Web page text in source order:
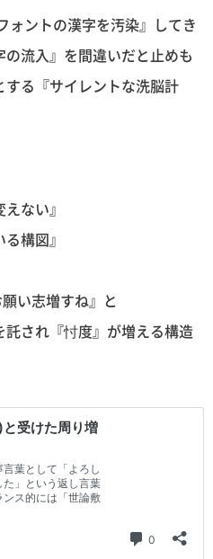
ォントの漢字を汚染』してき
流入』を間違いだと止めも
る『サイレントな洗脳計
ない』
構図』
い志増すね』と
され『忖度』が増える構造